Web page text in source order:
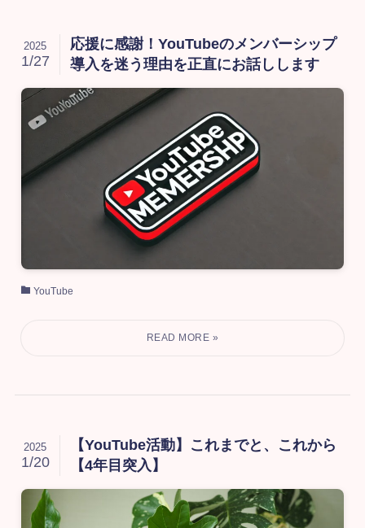
応援に感謝！YouTubeのメンバーシップ
導入を迷う理由を正直にお話しします
2025
1/27
YouTube
【YouTube活動】これまでと、これから
【4年目突入】
2025
1/20